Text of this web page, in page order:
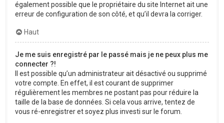
également possible que le propriétaire du site Internet ait une
erreur de configuration de son côté, et qu’il devra la corriger.
Haut
Je me suis enregistré par le passé mais je ne peux plus me
connecter ?!
Il est possible qu’un administrateur ait désactivé ou supprimé
votre compte. En effet, il est courant de supprimer
régulièrement les membres ne postant pas pour réduire la
taille de la base de données. Si cela vous arrive, tentez de
vous ré-enregistrer et soyez plus investi sur le forum.